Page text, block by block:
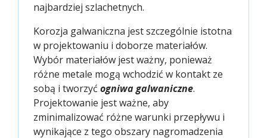
najbardziej szlachetnych.
Korozja galwaniczna jest szczególnie istotna
w projektowaniu i doborze materiałów.
Wybór materiałów jest ważny, ponieważ
różne metale mogą wchodzić w kontakt ze
sobą i tworzyć ogniwa galwaniczne.
Projektowanie jest ważne, aby
zminimalizować różne warunki przepływu i
wynikające z tego obszary nagromadzenia